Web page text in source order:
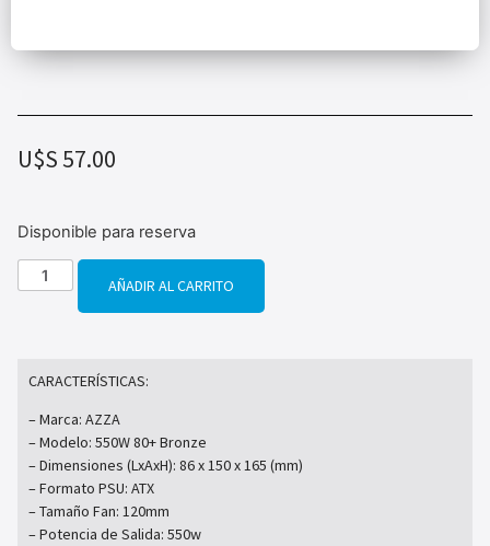
U$S 57.00
Disponible para reserva
AÑADIR AL CARRITO
CARACTERÍSTICAS:
– Marca: AZZA
– Modelo: 550W 80+ Bronze
– Dimensiones (LxAxH): 86 x 150 x 165 (mm)
– Formato PSU: ATX
– Tamaño Fan: 120mm
– Potencia de Salida: 550w